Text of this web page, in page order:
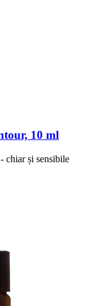
10 ml
chiar și sensibile